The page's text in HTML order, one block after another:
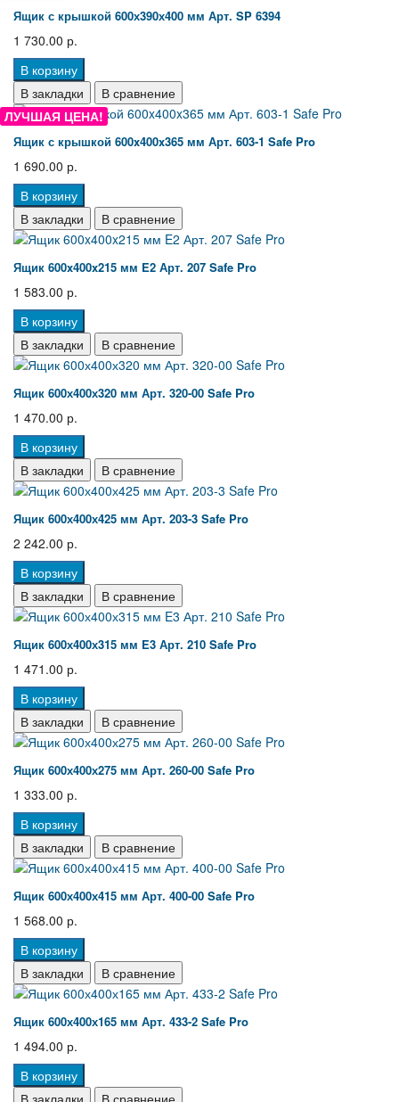
Ящик с крышкой 600х390х400 мм Арт. SP 6394
1 730.00 р.
В корзину
В закладки
В сравнение
ЛУЧШАЯ ЦЕНА!
Ящик с крышкой 600x400x365 мм Арт. 603-1 Safe Pro
1 690.00 р.
В корзину
В закладки
В сравнение
Ящик 600x400x215 мм E2 Арт. 207 Safe Pro
1 583.00 р.
В корзину
В закладки
В сравнение
Ящик 600х400х320 мм Арт. 320-00 Safe Pro
1 470.00 р.
В корзину
В закладки
В сравнение
Ящик 600х400х425 мм Арт. 203-3 Safe Pro
2 242.00 р.
В корзину
В закладки
В сравнение
Ящик 600х400х315 мм E3 Арт. 210 Safe Pro
1 471.00 р.
В корзину
В закладки
В сравнение
Ящик 600х400х275 мм Арт. 260-00 Safe Pro
1 333.00 р.
В корзину
В закладки
В сравнение
Ящик 600х400х415 мм Арт. 400-00 Safe Pro
1 568.00 р.
В корзину
В закладки
В сравнение
Ящик 600х400х165 мм Арт. 433-2 Safe Pro
1 494.00 р.
В корзину
В закладки
В сравнение